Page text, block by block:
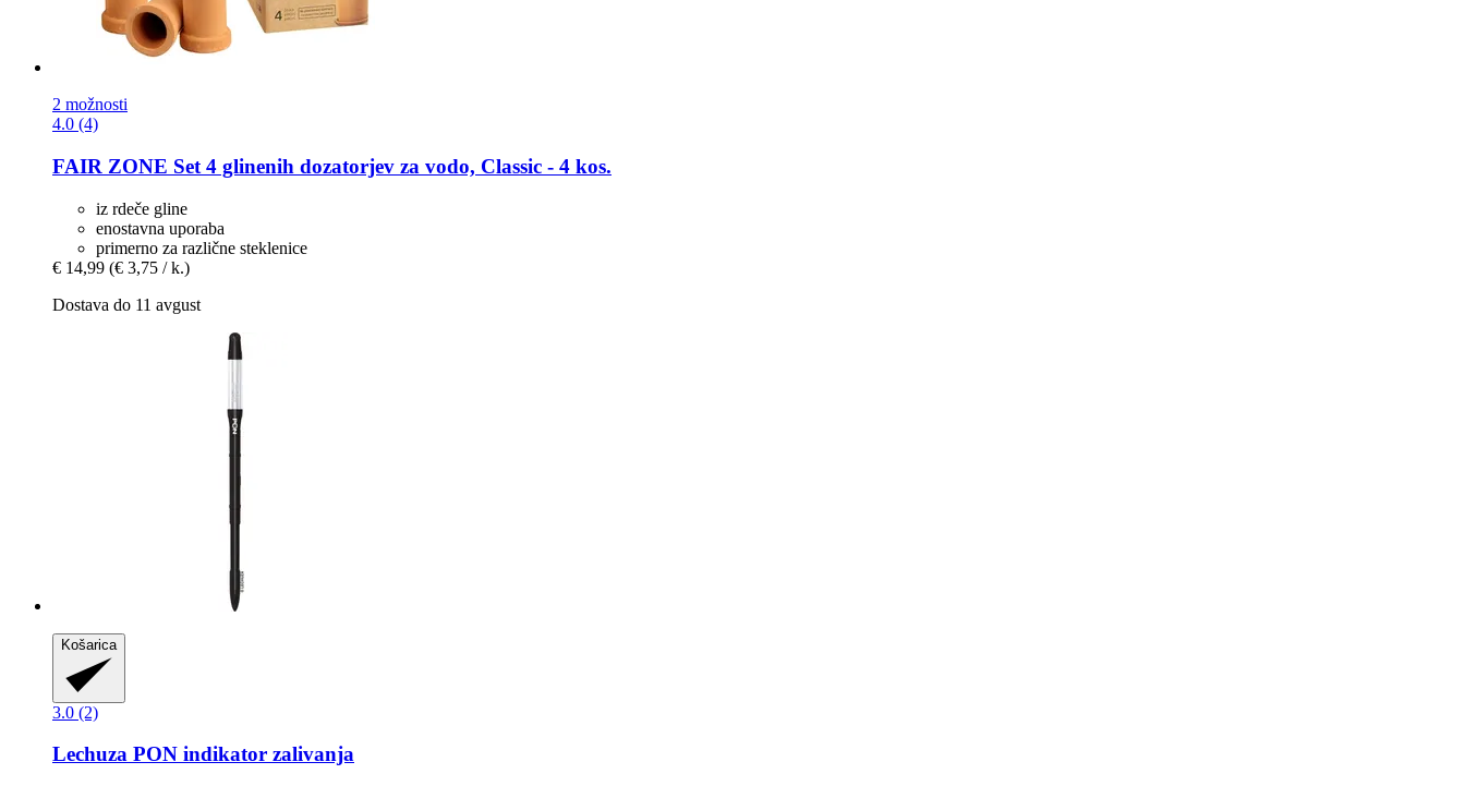
2 možnosti
4.0 (4)
FAIR ZONE Set 4 glinenih dozatorjev za vodo, Classic -​ 4 kos.
iz rdeče gline
enostavna uporaba
primerno za različne steklenice
€ 14,99 (€ 3,75 / k.)
Dostava do 11 avgust
Košarica
3.0 (2)
Lechuza PON indikator zalivanja